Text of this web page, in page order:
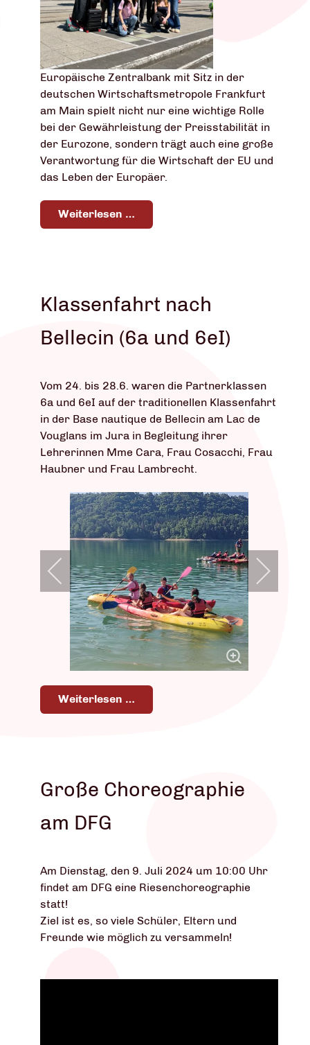
Europäische Zentralbank mit Sitz in der
deutschen Wirtschaftsmetropole Frankfurt
am Main spielt nicht nur eine wichtige Rolle
bei der Gewährleistung der Preisstabilität in
der Eurozone, sondern trägt auch eine große
Verantwortung für die Wirtschaft der EU und
das Leben der Europäer.
Weiterlesen …
Klassenfahrt nach
Bellecin (6a und 6eI)
Vom 24. bis 28.6. waren die Partnerklassen
6a und 6eI auf der traditionellen Klassenfahrt
in der Base nautique de Bellecin am Lac de
Vouglans im Jura in Begleitung ihrer
Lehrerinnen Mme Cara, Frau Cosacchi, Frau
Haubner und Frau Lambrecht.
Weiterlesen …
Große Choreographie
am DFG
Am Dienstag, den 9. Juli 2024 um 10:00 Uhr
findet am DFG eine Riesenchoreographie
statt!
Ziel ist es, so viele Schüler, Eltern und
Freunde wie möglich zu versammeln!